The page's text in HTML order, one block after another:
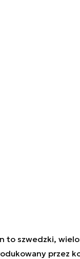
to szwedzki,
przez